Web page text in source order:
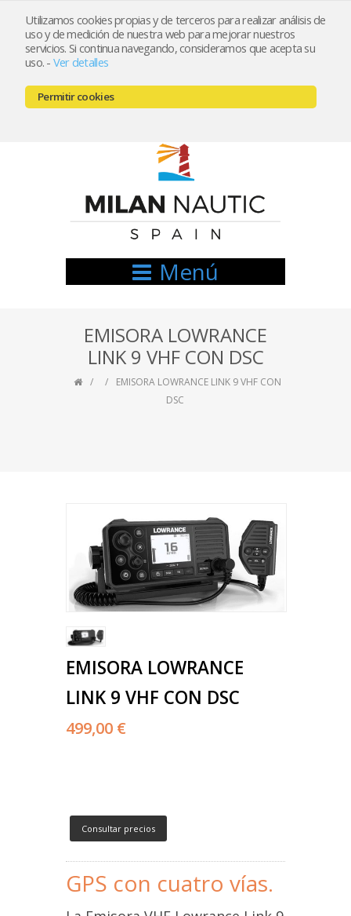
Utilizamos cookies propias y de terceros para realizar análisis de
uso y de medición de nuestra web para mejorar nuestros
servicios. Si continua navegando, consideramos que acepta su
uso. - Ver detalles
Permitir cookies
Registrarse Mi cuenta
666521122 // 654999333
Menú
EMISORA LOWRANCE
LINK 9 VHF CON DSC
EMISORA LOWRANCE LINK 9 VHF CON
DSC
EMISORA LOWRANCE
LINK 9 VHF CON DSC
499,00 €
Consultar precios
GPS con cuatro vías.